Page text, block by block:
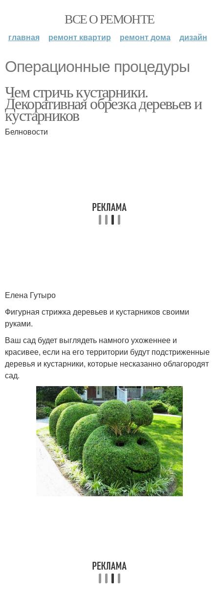
ВСЕ О РЕМОНТЕ
главная ремонт квартир ремонт дома дизайн
Операционные процедуры
Чем стричь кустарники.
Декоративная обрезка деревьев и
кустарников
Белновости
Елена Гутыро
Фигурная стрижка деревьев и кустарников своими
руками.
Ваш сад будет выглядеть намного ухоженнее и
красивее, если на его территории будут подстриженные
деревья и кустарники, которые несказанно облагородят
сад.